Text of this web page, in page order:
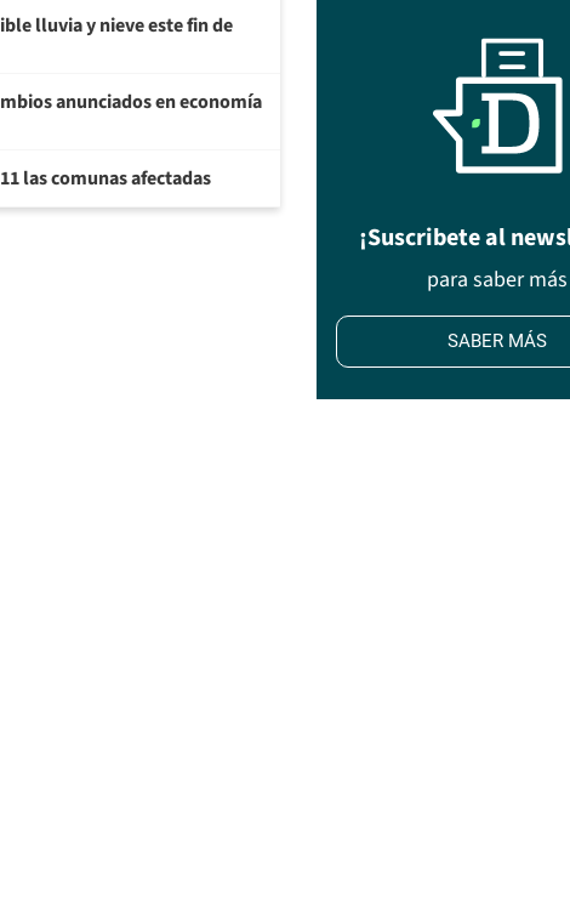
lluvia y nieve este fin de
anunciados en economía
las comunas afectadas
¡Suscribete al
para saber más
SABER MÁS